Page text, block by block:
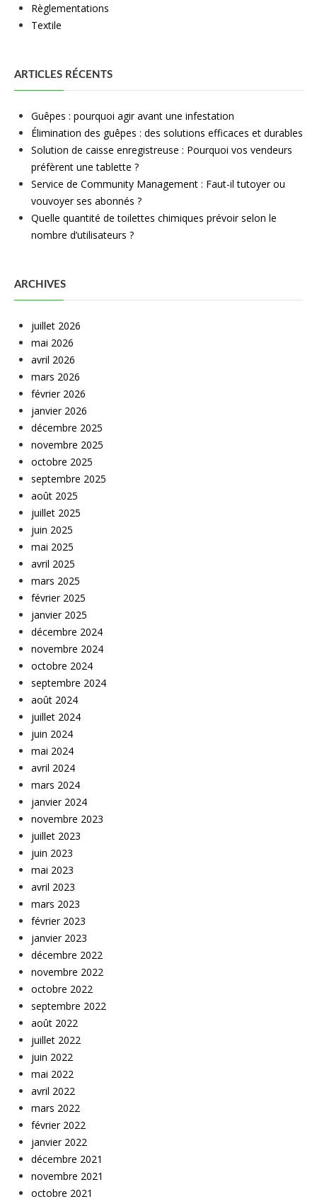
Règlementations
Textile
ARTICLES RÉCENTS
Guêpes : pourquoi agir avant une infestation
Élimination des guêpes : des solutions efficaces et durables
Solution de caisse enregistreuse : Pourquoi vos vendeurs
préfèrent une tablette ?
Service de Community Management : Faut-il tutoyer ou
vouvoyer ses abonnés ?
Quelle quantité de toilettes chimiques prévoir selon le
nombre d’utilisateurs ?
ARCHIVES
juillet 2026
mai 2026
avril 2026
mars 2026
février 2026
janvier 2026
décembre 2025
novembre 2025
octobre 2025
septembre 2025
août 2025
juillet 2025
juin 2025
mai 2025
avril 2025
mars 2025
février 2025
janvier 2025
décembre 2024
novembre 2024
octobre 2024
septembre 2024
août 2024
juillet 2024
juin 2024
mai 2024
avril 2024
mars 2024
janvier 2024
novembre 2023
juillet 2023
juin 2023
mai 2023
avril 2023
mars 2023
février 2023
janvier 2023
décembre 2022
novembre 2022
octobre 2022
septembre 2022
août 2022
juillet 2022
juin 2022
mai 2022
avril 2022
mars 2022
février 2022
janvier 2022
décembre 2021
novembre 2021
octobre 2021